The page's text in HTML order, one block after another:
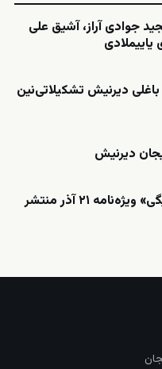
جوادی آراز، آشیق علی
باغلی دیرنیش تشکیلاتی‌نین
دیرنیش
شماره پنجم نشریه «دیرنیش گنجلیگی» ویژه‌نامه ۲۱ آذر منتشر